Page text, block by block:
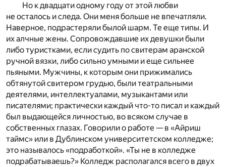
Но к двадцати одному году от этой любви
не осталось и следа. Они меня больше не впечатляли.
Наверное, подрастеряли былой шарм. Те еще типы. И
их алчные жены. Сопровождавшие их девушки были
либо туристками, если судить по свитерам аранской
ручной вязки, либо сильно умными и еще сильнее
пьяными. Мужчины, к которым они прижимались
обтянутой свитером грудью, были театральными
деятелями, интеллектуалами, музыкантами или
писателями; практически каждый что-то писал и каждый
был выдающейся личностью, во всяком случае в
собственных глазах. Говорили о работе — в «Айриш
таймс» или в Дублинском университетском колледже;
это называлось «подработкой». «Ты не в колледже
подрабатываешь?» Колледж располагался всего в двух